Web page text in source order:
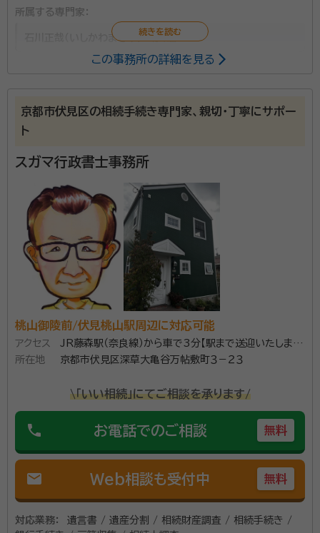
所属する専門家：
石川正哉（いしかわまさや） 行政書士
意向を聞かせてください、それから面談によりすすめま
しょう。 報酬の目安はありますが、個別具体的に考慮し
て決定いたします。
資格等： 行政書士
所属団体：京都府行政書士会
この事務所の詳細を見る
京都市伏見区の相続手続き専門家、親切・丁寧にサポー
ト
スガマ行政書士事務所
桃山御陵前/伏見桃山駅周辺に対応可能
アクセス
JR藤森駅（奈良線）から車で3分【駅まで送迎いたしま
す】
所在地 京都市伏見区深草大亀谷万帖敷町３－２３
\「いい相続」にてご相談を承ります/
phone お電話でのご相談 無料
mail Web相談も受付中 無料
対応業務：
遺言書 / 遺産分割 / 相続財産調査 / 相続手続き /